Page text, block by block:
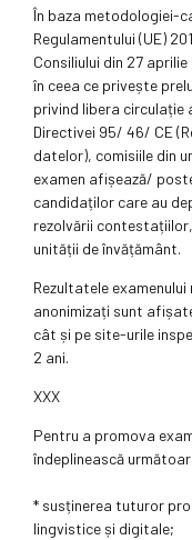
În baza metodologiei-
Regulamentului (UE)
Consiliului din 27
în ceea ce privește
privind libera circulație
Directivei 95/ 46/ CE
datelor), comisiile din
examen afișează/
candidaților care au
rezolvării
unității de învățământ.
Rezultatele
anonimizați sunt
cât și pe site-urile
2 ani.
XXX
Pentru a promova
îndeplinească
* susținerea tuturor
lingvistice și digitale;